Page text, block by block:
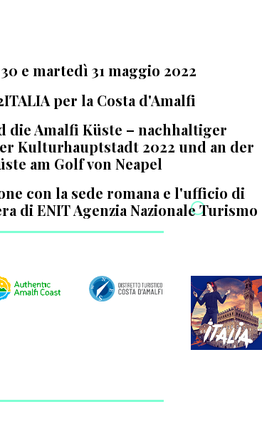
e martedì 31 maggio 2022
per la Costa d'Amalfi
die Amalfi Küste – nachhaltiger
Kulturhauptstadt 2022 und an der
am Golf von Neapel
con la sede romana e l'ufficio di
di ENIT Agenzia Nazionale Turismo